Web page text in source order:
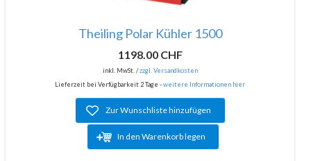
Theiling Polar Kühler 1500
1198.00 CHF
inkl. MwSt. /zzgl. Versandkosten
Lieferzeit bei Verfügbarkeit 2 Tage -weitere Informationen hier
Zur Wunschliste hinzufügen
In den Warenkorb legen